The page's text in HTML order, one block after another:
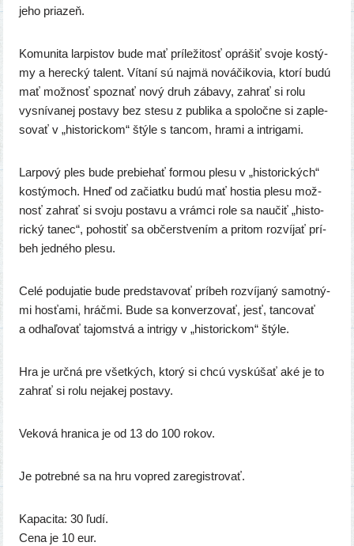
jeho priazeň.
Komunita lar­pis­tov bude mať prí­le­ži­tosť oprá­šiť svo­je kos­tý­
my a herec­ký talent. Vítaní sú naj­mä nová­či­ko­via, kto­rí budú
mať mož­nosť spoz­nať nový druh zába­vy, zahrať si rolu
vysní­va­nej posta­vy bez ste­su z pub­li­ka a spo­loč­ne si zaple­
so­vať v „his­to­ric­kom“ štý­le s tan­com, hra­mi a intrigami.
Larpový ples bude pre­bie­hať for­mou ple­su v „his­to­ric­kých“
kos­tý­moch. Hneď od začiat­ku budú mať hos­tia ple­su mož­
nosť zahrať si svo­ju posta­vu a vrám­ci role sa naučiť „his­to­
ric­ký tanec“, pohostiť sa občerstve­ním a pri­tom roz­ví­jať prí­
beh jed­né­ho plesu.
Celé podu­ja­tie bude pred­sta­vo­vať prí­beh roz­ví­ja­ný samot­ný­
mi hos­ťa­mi, hráč­mi. Bude sa kon­ver­zo­vať, jesť, tan­co­vať
a odha­ľo­vať tajom­stvá a intri­gy v „his­to­ric­kom“ štýle.
Hra je urč­ná pre všet­kých, kto­rý si chcú vyskú­šať aké je to
zahrať si rolu neja­kej postavy.
Veková hra­ni­ca je od 13 do 100 rokov.
Je potreb­né sa na hru vopred zaregistrovať.
Kapacita: 30 ľudí.
Cena je 10 eur.